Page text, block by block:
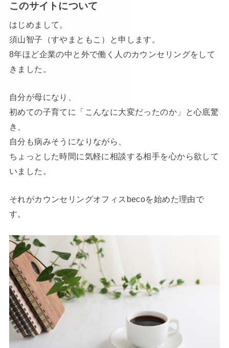
このサイトについて
はじめまして。
須山智子（すやまともこ）と申します。
8年ほど企業の中と外で働く人のカウンセリングをして
きました。
自分が母になり、
初めての子育てに「こんなに大変だったのか」と心底驚
き、
自分も病みそうになりながら、
ちょっとした時間に気軽に相談する相手を心から欲して
いました。
それがカウンセリングオフィスbecoを始めた理由で
す。